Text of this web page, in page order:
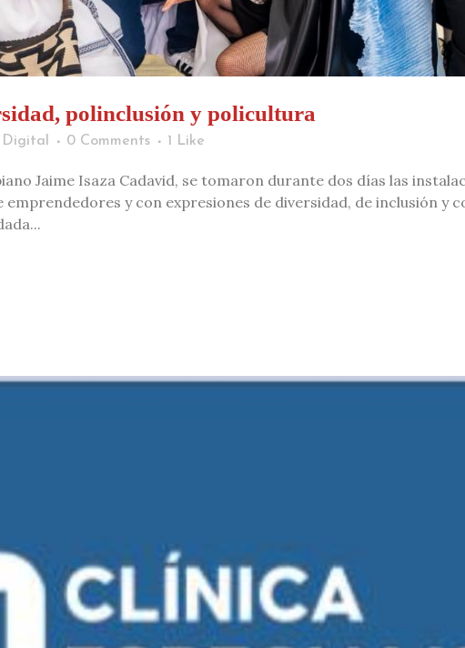
polinclusión y policultura
Digital 0 Comments 1 Like
Jaime Isaza Cadavid, se tomaron durante dos días las
y con expresiones de diversidad, de inclusión y